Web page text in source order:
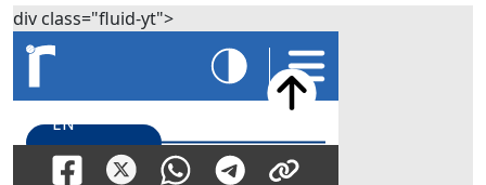
div class="fluid-yt">